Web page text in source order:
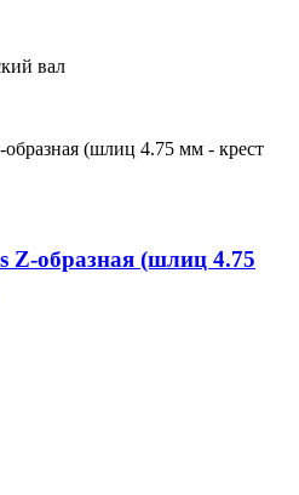
вал
Z-образная (шлиц 4.75